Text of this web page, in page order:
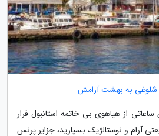
شلوغی به بهشت آرامش
از هیاهوی بی خاتمه استانبول فرار
آرام و نوستالژیک بسپارید، جزایر پرنس